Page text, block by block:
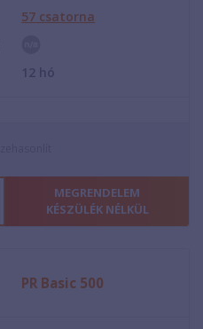
57 csatorna
12 hó
MEGRENDELEM
KÉSZÜLÉK NÉLKÜL
PR Basic 500